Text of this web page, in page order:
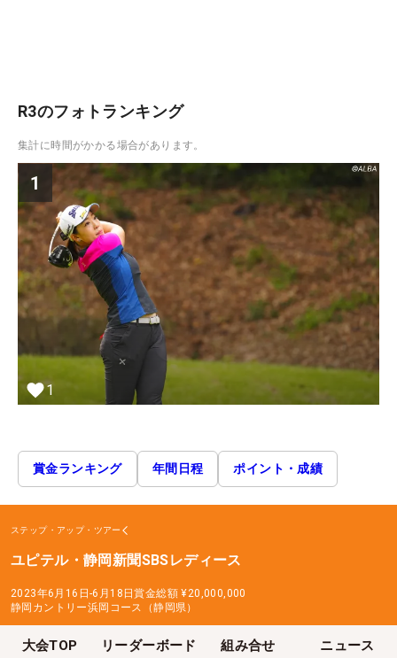
R3のフォトランキング
集計に時間がかかる場合があります。
1
1
賞金ランキング 年間日程 ポイント・成績
ステップ・アップ・ツアー
ユピテル・静岡新聞SBSレディース
2023年6月16日-6月18日賞金総額 ¥20,000,000
静岡カントリー浜岡コース（静岡県）
大会TOP リーダーボード 組み合せ ニュース